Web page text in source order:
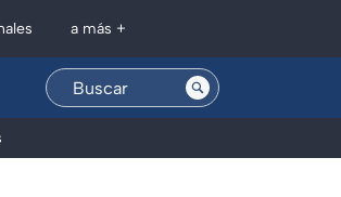
a más +